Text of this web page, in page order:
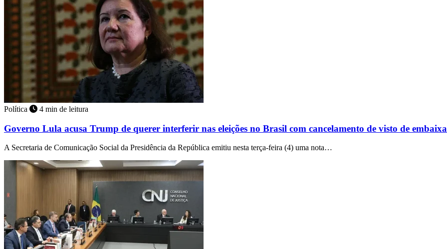
Política 4 min de leitura
Governo Lula acusa Trump de querer interferir nas eleições no Brasil com cancelamento de visto de
A Secretaria de Comunicação Social da Presidência da República emitiu nesta terça-feira (4) uma nota…